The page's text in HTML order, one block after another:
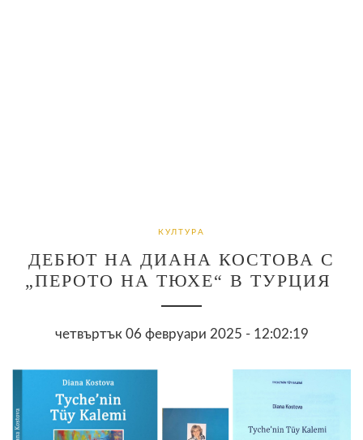
КУЛТУРА
ДЕБЮТ НА ДИАНА КОСТОВА С
„ПЕРОТО НА ТЮХЕ“ В ТУРЦИЯ
четвъртък 06 февруари 2025 - 12:02:19